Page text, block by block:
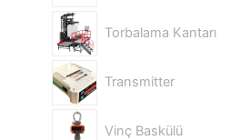
Torbalama Kantarı
Transmitter
Vinç Baskülü